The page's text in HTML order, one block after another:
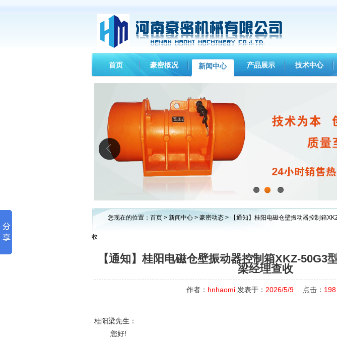
首页 豪密概况 新闻中心 产品展示 技术中心
您现在的位置： 首页 > 新闻中心 > 豪密动态 > 【通知】桂阳电磁仓壁振动器控制箱
收
【通知】桂阳电磁仓壁振动器控制箱XKZ-50G3
梁经理查收
作者： hnhaomi发表于： 2026/5/9点击： 198
桂阳梁先生：
您好!